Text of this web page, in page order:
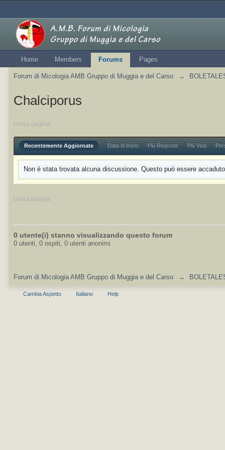
Home Members Forums Pages
Forum di Micologia AMB Gruppo di Muggia e del Carso →
Chalciporus
Unica pagina
Recentemente Aggiornate Data di Inizio Più Risposte Più Visti
Non è stata trovata alcuna discussione. Questo può essere
Unica pagina
0 utente(i) stanno visualizzando questo forum
0 utenti, 0 ospiti, 0 utenti anonimi
Forum di Micologia AMB Gruppo di Muggia e del Carso →
Cambia Aspetto Italiano Help